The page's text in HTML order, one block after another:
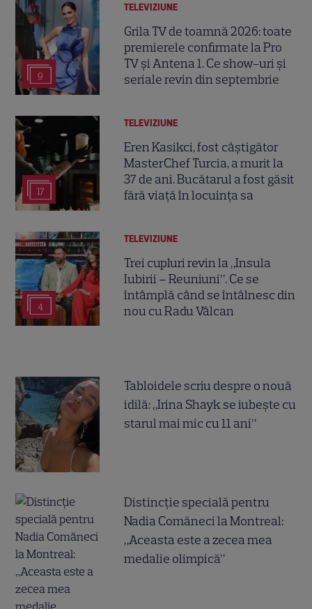
9
TELEVIZIUNE
Grila TV de toamnă 2026: toate
premierele confirmate la Pro
TV și Antena 1. Ce show-uri și
seriale revin din septembrie
17
TELEVIZIUNE
Eren Kasikci, fost câștigător
MasterChef Turcia, a murit la
37 de ani. Bucătarul a fost găsit
fără viață în locuința sa
4
TELEVIZIUNE
Trei cupluri revin la „Insula
Iubirii – Reuniuni”. Ce se
întâmplă când se întâlnesc din
nou cu Radu Vâlcan
Tabloidele scriu despre o nouă
idilă: „Irina Shayk se iubește cu
starul mai mic cu 11 ani”
Distincție specială pentru
Nadia Comăneci la Montreal:
„Aceasta este a zecea mea
medalie olimpică”